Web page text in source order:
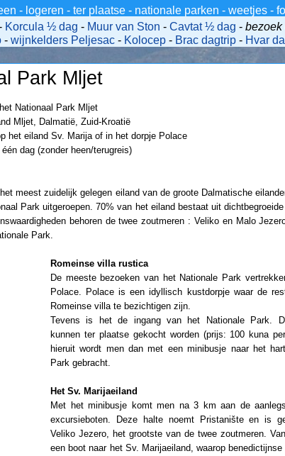
- logeren - ter plaatse- nationale parken - weetjes-
Korcula ½ dag - Muur van Ston - Cavtat ½ dag - bezoek
- wijnkelders Peljesac- Kolocep- Brac dagtrip- Hvar
Park Mljet
Nationaal Park Mljet
Mljet, Dalmatië, Zuid-Kroatië
het eiland Sv. Marija of in het dorpje Polace
dag (zonder heen/terugreis)
meest zuidelijk gelegen eiland van de groote Dalmatische
Park uitgeroepen. 70% van het eiland bestaat uit
behoren de twee zoutmeren : Veliko en Malo
Park.
Romeinse villa rustica
De meeste bezoeken van het Nationale Park
Polace. Polace is een idyllisch kustdorpje waar de
Romeinse villa te bezichtigen zijn.
Tevens is het de ingang van het Nationale Park.
kunnen ter plaatse gekocht worden (prijs: 100 kuna
hieruit wordt men dan met een minibusje naar het
Park gebracht.
Het Sv. Marijaeiland
Met het minibusje komt men na 3 km aan de
excursieboten. Deze halte noemt Pristanište en is
Veliko Jezero, het grootste van de twee zoutmeren.
een boot naar het Sv. Marijaeiland, waarop